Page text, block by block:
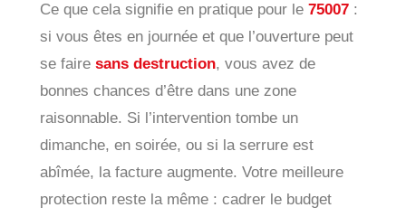
Ce que cela signifie en pratique pour le 75007:
si vous êtes en journée et que l’ouverture peut
se faire sans destruction, vous avez de
bonnes chances d’être dans une zone
raisonnable. Si l’intervention tombe un
dimanche, en soirée, ou si la serrure est
abîmée, la facture augmente. Votre meilleure
protection reste la même : cadrer le budget